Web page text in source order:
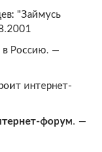
"Займусь
в Россию. —
интернет-
форум. —